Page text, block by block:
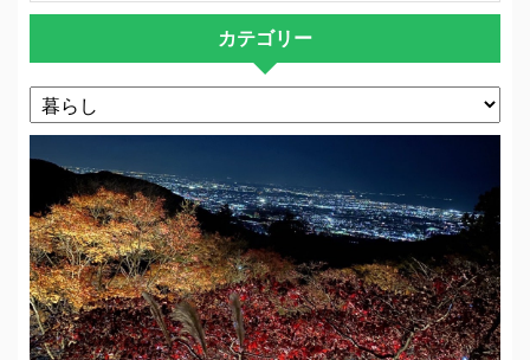
カテゴリー